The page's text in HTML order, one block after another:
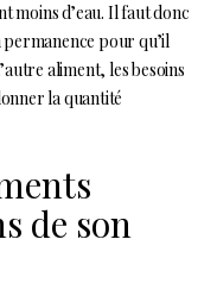
moins d’eau. Il faut donc
permanence pour qu’il
aliment, les besoins
la quantité
de son